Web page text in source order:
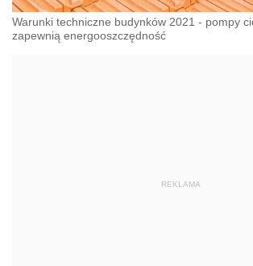
Warunki techniczne budynków 2021 - pompy
zapewnią energooszczędność